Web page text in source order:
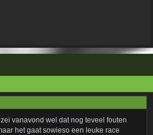
vanavond wel dat nog teveel fouten
het gaat sowieso een leuke race